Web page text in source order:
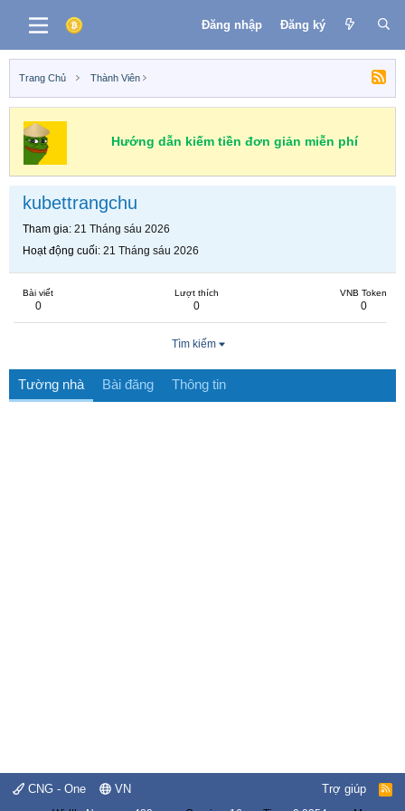
Đăng nhập Đăng ký
Trang Chủ Thành Viên
Hướng dẫn kiếm tiền đơn giản miễn phí
kubettrangchu
Tham gia 21 Tháng sáu 2026
Hoạt động cuối 21 Tháng sáu 2026
Bài viết
0
Lượt thích
0
VNB Token
0
Tìm kiếm
Tường nhà Bài đăng Thông tin
CNG - One VN Trợ giúp
R